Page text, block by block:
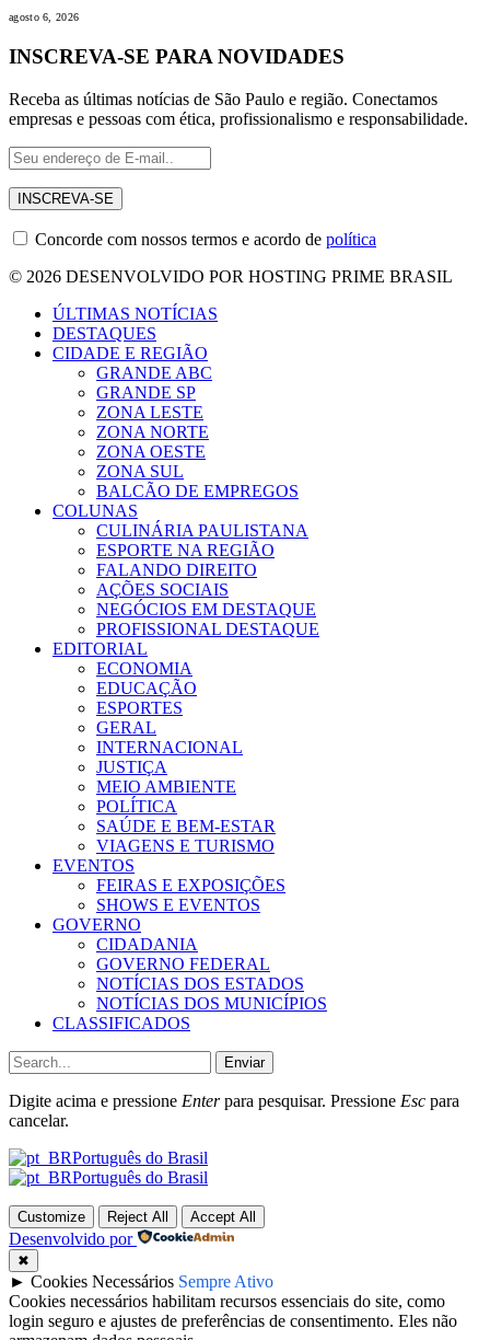
agosto 6, 2026
INSCREVA-SE PARA NOVIDADES
Receba as últimas notícias de São Paulo e região. Conectamos
empresas e pessoas com ética, profissionalismo e responsabilidade.
Concorde com nossos termos e acordo de política
© 2026 DESENVOLVIDO POR HOSTING PRIME BRASIL
ÚLTIMAS NOTÍCIAS
DESTAQUES
CIDADE E REGIÃO
GRANDE ABC
GRANDE SP
ZONA LESTE
ZONA NORTE
ZONA OESTE
ZONA SUL
BALCÃO DE EMPREGOS
COLUNAS
CULINÁRIA PAULISTANA
ESPORTE NA REGIÃO
FALANDO DIREITO
AÇÕES SOCIAIS
NEGÓCIOS EM DESTAQUE
PROFISSIONAL DESTAQUE
EDITORIAL
ECONOMIA
EDUCAÇÃO
ESPORTES
GERAL
INTERNACIONAL
JUSTIÇA
MEIO AMBIENTE
POLÍTICA
SAÚDE E BEM-ESTAR
VIAGENS E TURISMO
EVENTOS
FEIRAS E EXPOSIÇÕES
SHOWS E EVENTOS
GOVERNO
CIDADANIA
GOVERNO FEDERAL
NOTÍCIAS DOS ESTADOS
NOTÍCIAS DOS MUNICÍPIOS
CLASSIFICADOS
Enviar
Digite acima e pressione Enterpara pesquisar. Pressione Esc para
cancelar.
Português do Brasil
Português do Brasil
Customize Reject All Accept All
Desenvolvido por
✖
► Cookies Necessários Sempre Ativo
Cookies necessários habilitam recursos essenciais do site, como
login seguro e ajustes de preferências de consentimento. Eles não